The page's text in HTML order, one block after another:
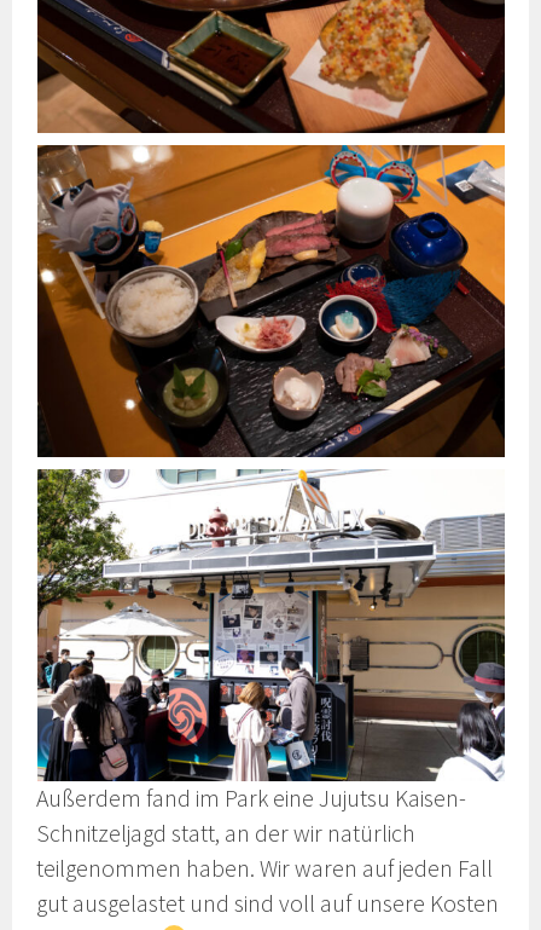
Außerdem fand im Park eine Jujutsu Kaisen-
Schnitzeljagd statt, an der wir natürlich
teilgenommen haben. Wir waren auf jeden Fall
gut ausgelastet und sind voll auf unsere Kosten